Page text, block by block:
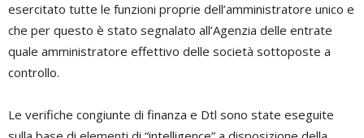
esercitato tutte le funzioni proprie dell’amministratore unico e
che per questo è stato segnalato all’Agenzia delle entrate
quale amministratore effettivo delle società sottoposte a
controllo.
Le verifiche congiunte di finanza e Dtl sono state eseguite